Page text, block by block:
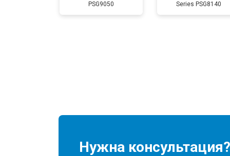
PSG9050
Series PSG8140
Нужна консультация?